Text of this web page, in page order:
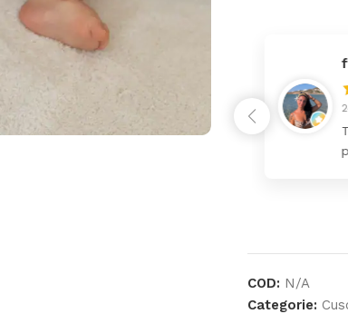
da lettino più fasciatoio
COD: N/A
Categorie: